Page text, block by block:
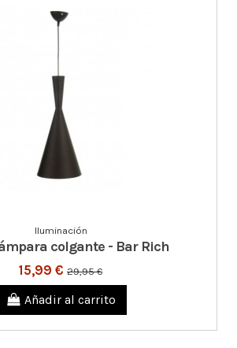
Iluminación
colgante - Bar Rich
15,99 € 29,95 €
Añadir al carrito